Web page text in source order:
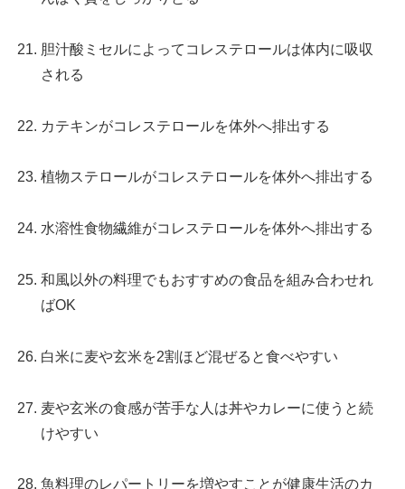
胆汁酸ミセルによってコレステロールは体内に吸収
される
カテキンがコレステロールを体外へ排出する
植物ステロールがコレステロールを体外へ排出する
水溶性食物繊維がコレステロールを体外へ排出する
和風以外の料理でもおすすめの食品を組み合わせれ
ばOK
白米に麦や玄米を2割ほど混ぜると食べやすい
麦や玄米の食感が苦手な人は丼やカレーに使うと続
けやすい
魚料理のレパートリーを増やすことが健康生活のカ